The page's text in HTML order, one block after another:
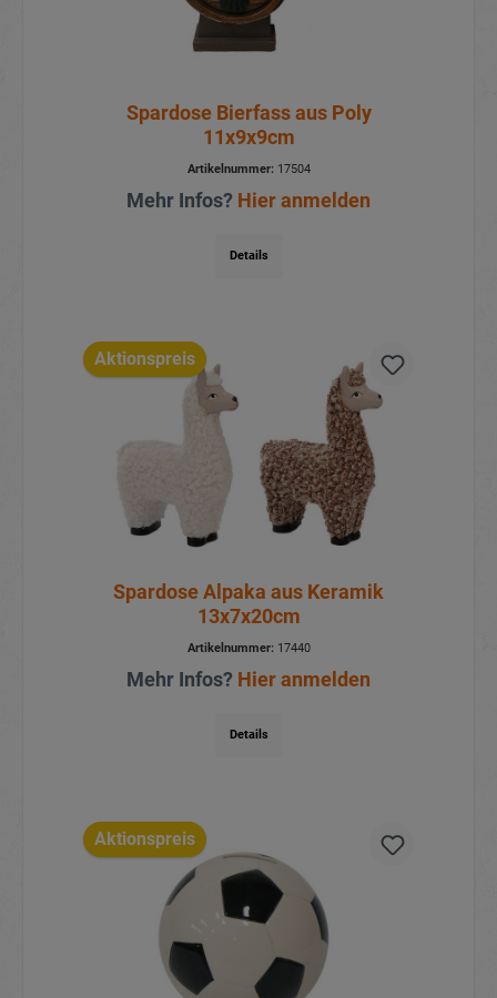
Spardose Bierfass aus Poly
11x9x9cm
Artikelnummer:17504
Mehr Infos? Hier anmelden
Details
Aktionspreis
Spardose Alpaka aus Keramik
13x7x20cm
Artikelnummer:17440
Mehr Infos? Hier anmelden
Details
Aktionspreis